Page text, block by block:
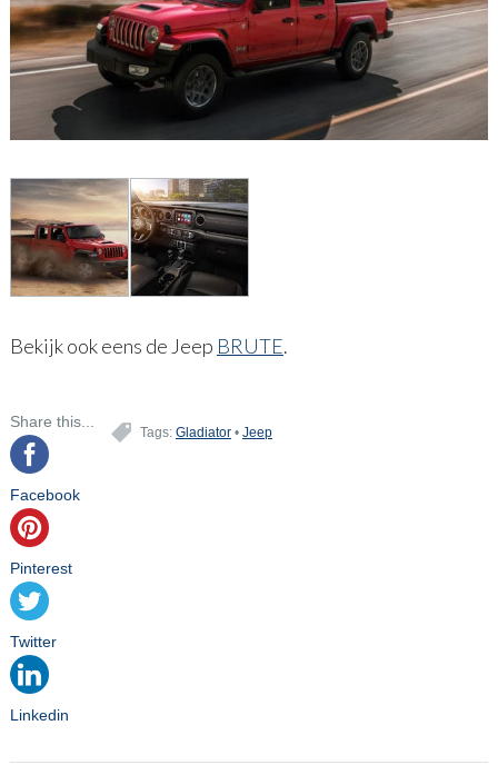
Bekijk ook eens de Jeep BRUTE.
Share this...
Facebook
Pinterest
Twitter
Linkedin
Tags: Gladiator• Jeep